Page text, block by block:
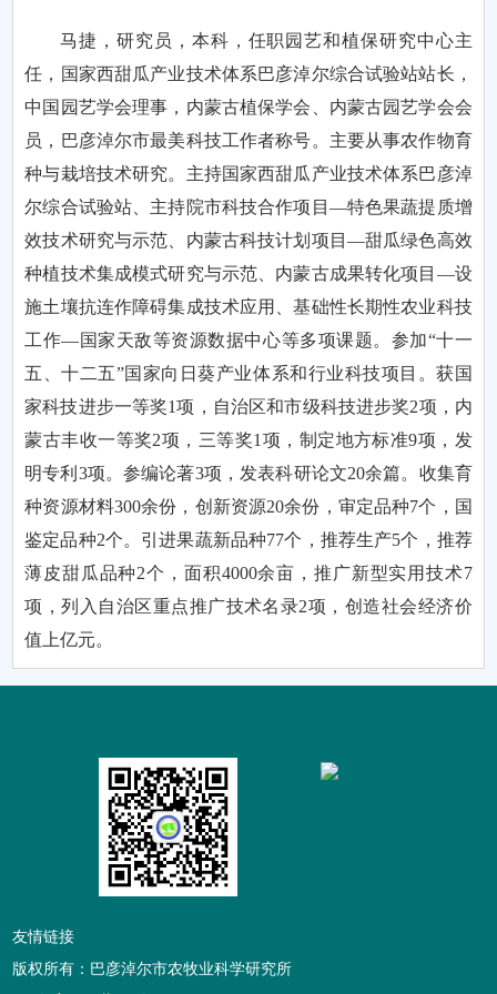
马捷，研究员，本科，任职园艺和植保研究中心主
任，国家西甜瓜产业技术体系巴彦淖尔综合试验站站长，
中国园艺学会理事，内蒙古植保学会、内蒙古园艺学会会
员，巴彦淖尔市最美科技工作者称号。主要从事农作物育
种与栽培技术研究。主持国家西甜瓜产业技术体系巴彦淖
尔综合试验站、主持院市科技合作项目—特色果蔬提质增
效技术研究与示范、内蒙古科技计划项目—甜瓜绿色高效
种植技术集成模式研究与示范、内蒙古成果转化项目—设
施土壤抗连作障碍集成技术应用、基础性长期性农业科技
工作—国家天敌等资源数据中心等多项课题。参加“十一
五、十二五”国家向日葵产业体系和行业科技项目。获国
家科技进步一等奖1项，自治区和市级科技进步奖2项，内
蒙古丰收一等奖2项，三等奖1项，制定地方标准9项，发
明专利3项。参编论著3项，发表科研论文20余篇。收集育
种资源材料300余份，创新资源20余份，审定品种7个，国
鉴定品种2个。引进果蔬新品种77个，推荐生产5个，推荐
薄皮甜瓜品种2个，面积4000余亩，推广新型实用技术7
项，列入自治区重点推广技术名录2项，创造社会经济价
值上亿元。
友情链接
版权所有：巴彦淖尔市农牧业科学研究所